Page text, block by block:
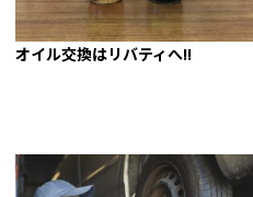
オイル交換はリバティへ!!